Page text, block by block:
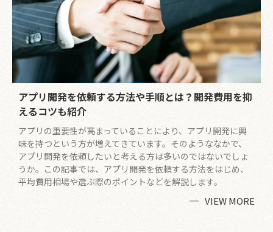
アプリ開発を依頼する方法や手順とは？開発費用を抑
えるコツも紹介
アプリの重要性が高まっていることにより、アプリ開発に興
味を持つという方が増えてきています。そのようななかで、
アプリ開発を依頼したいと考える方は多いのではないでしょ
うか。この記事では、アプリ開発を依頼する方法をはじめ、
平均費用相場や選ぶ際のポイントなどを解説します。
VIEW MORE